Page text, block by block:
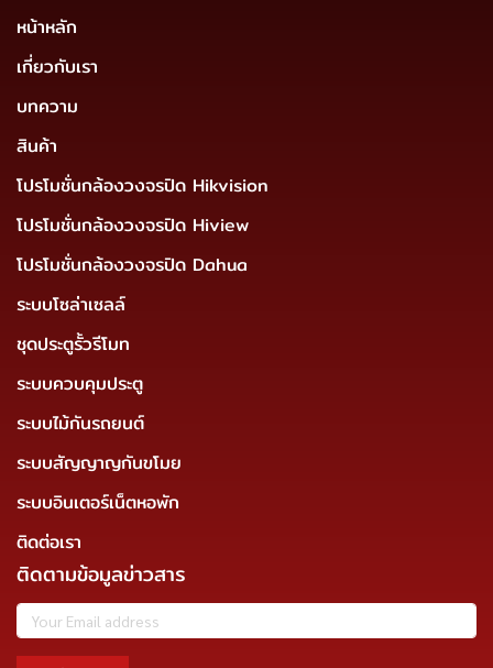
หน้าหลัก
เกี่ยวกับเรา
บทความ
สินค้า
โปรโมชั่นกล้องวงจรปิด Hikvision
โปรโมชั่นกล้องวงจรปิด Hiview
โปรโมชั่นกล้องวงจรปิด Dahua
ระบบโซล่าเซลล์
ชุดประตูรั้วรีโมท
ระบบควบคุมประตู
ระบบไม้กันรถยนต์
ระบบสัญญาญกันขโมย
ระบบอินเตอร์เน็ตหอพัก
ติดต่อเรา
ติดตามข้อมูลข่าวสาร